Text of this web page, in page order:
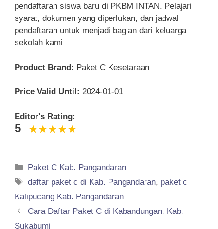
pendaftaran siswa baru di PKBM INTAN. Pelajari
syarat, dokumen yang diperlukan, dan jadwal
pendaftaran untuk menjadi bagian dari keluarga
sekolah kami
Product Brand: Paket C Kesetaraan
Price Valid Until: 2024-01-01
Editor's Rating:
5
Categories
Paket C Kab. Pangandaran
Tags
daftar paket c di Kab. Pangandaran, paket c
Kalipucang Kab. Pangandaran
Cara Daftar Paket C di Kabandungan, Kab.
Sukabumi